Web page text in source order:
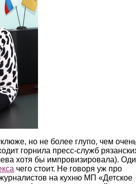
но не более глупо, чем
горнила пресс-служб
хотя бы импровизировала).
чего стоит. Не говоря уж про
на кухню МП «Детское